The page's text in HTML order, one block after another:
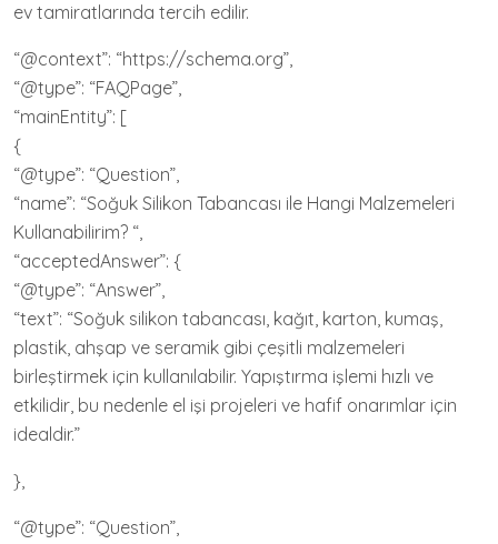
ev tamiratlarında tercih edilir.
“@context”: “https://schema.org”,
“@type”: “FAQPage”,
“mainEntity”: [
{
“@type”: “Question”,
“name”: “Soğuk Silikon Tabancası ile Hangi Malzemeleri
Kullanabilirim? “,
“acceptedAnswer”: {
“@type”: “Answer”,
“text”: “Soğuk silikon tabancası, kağıt, karton, kumaş,
plastik, ahşap ve seramik gibi çeşitli malzemeleri
birleştirmek için kullanılabilir. Yapıştırma işlemi hızlı ve
etkilidir, bu nedenle el işi projeleri ve hafif onarımlar için
idealdir.”
},
“@type”: “Question”,